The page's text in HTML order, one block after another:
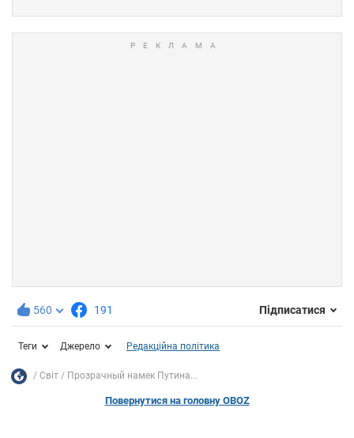
560 191 Підписатися
Теги Джерело Редакційна політика
Світ Прозрачный намек Путина...
Повернутися на головну OBOZ